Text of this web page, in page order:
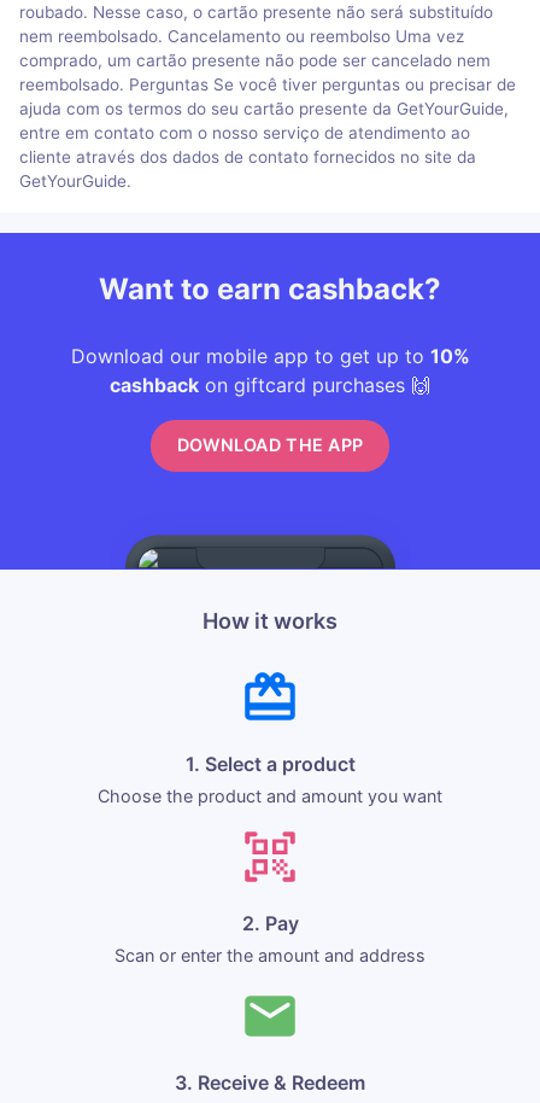
roubado. Nesse caso, o cartão presente não será substituído
nem reembolsado. Cancelamento ou reembolso Uma vez
comprado, um cartão presente não pode ser cancelado nem
reembolsado. Perguntas Se você tiver perguntas ou precisar de
ajuda com os termos do seu cartão presente da GetYourGuide,
entre em contato com o nosso serviço de atendimento ao
cliente através dos dados de contato fornecidos no site da
GetYourGuide.
Want to earn cashback?
Download our mobile app to get up to 10%
cashback on giftcard purchases 🙌
DOWNLOAD THE APP
How it works
1. Select a product
Choose the product and amount you want
2. Pay
Scan or enter the amount and address
3. Receive & Redeem